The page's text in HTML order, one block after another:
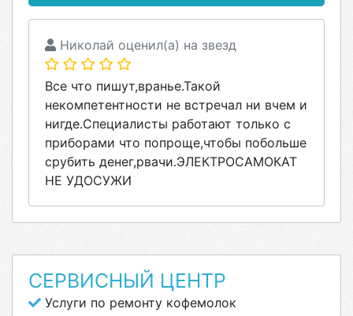
Николай оценил(а) на звезд
Все что пишут,вранье.Такой
некомпетентности не встречал ни вчем и
нигде.Специалисты работают только с
приборами что попроще,чтобы побольше
срубить денег,рвачи.ЭЛЕКТРОСАМОКАТ
НЕ УДОСУЖИ
СЕРВИСНЫЙ ЦЕНТР
Услуги по ремонту кофемолок